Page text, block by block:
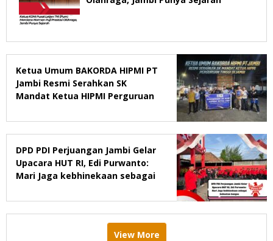
Ketua Umum BAKORDA HIPMI PT
Jambi Resmi Serahkan SK
Mandat Ketua HIPMI Perguruan
DPD PDI Perjuangan Jambi Gelar
Upacara HUT RI, Edi Purwanto:
Mari Jaga kebhinekaan sebagai
View More